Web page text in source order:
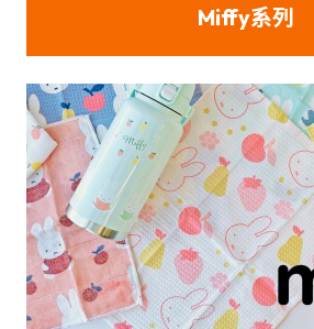
Miffy系列